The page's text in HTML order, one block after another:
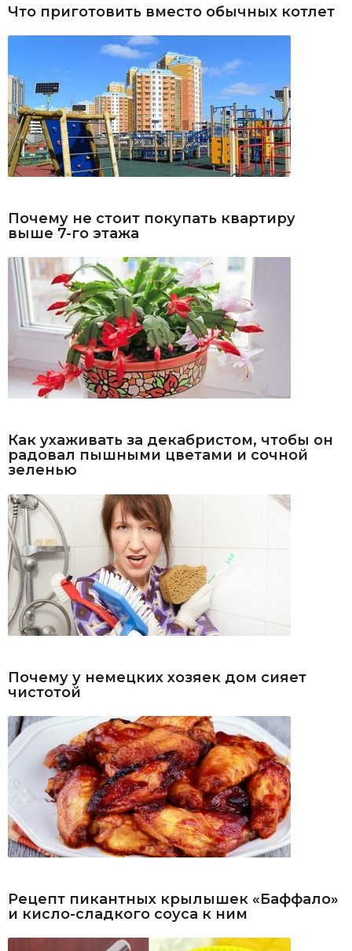
Что приготовить вместо обычных котлет
Почему не стоит покупать квартиру
выше 7-го этажа
Как ухаживать за декабристом, чтобы он
радовал пышными цветами и сочной
зеленью
Почему у немецких хозяек дом сияет
чистотой
Рецепт пикантных крылышек «Баффало»
и кисло-сладкого соуса к ним